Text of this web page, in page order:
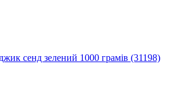
сенд зелений 1000 грамів (31198)